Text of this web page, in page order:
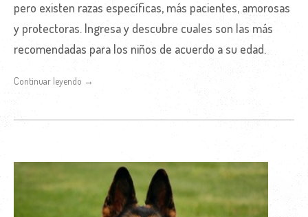
pero existen razas específicas, más pacientes, amorosas
y protectoras. Ingresa y descubre cuales son las más
recomendadas para los niños de acuerdo a su edad.
Continuar leyendo →